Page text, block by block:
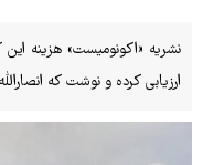
ارزیابی کرده و نوشت که